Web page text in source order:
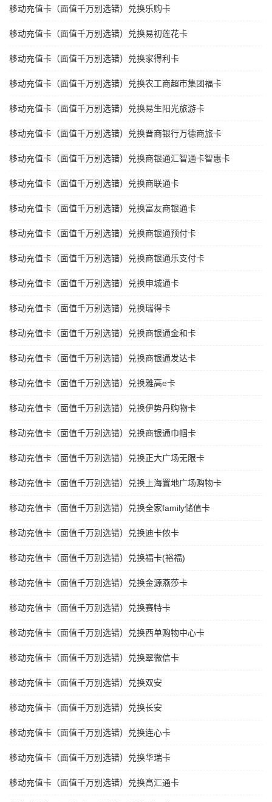
移动充值卡（面值千万别选错）兑换乐购卡
移动充值卡（面值千万别选错）兑换易初莲花卡
移动充值卡（面值千万别选错）兑换家得利卡
移动充值卡（面值千万别选错）兑换农工商超市集团福卡
移动充值卡（面值千万别选错）兑换易生阳光旅游卡
移动充值卡（面值千万别选错）兑换晋商银行万德商旅卡
移动充值卡（面值千万别选错）兑换商银通汇智通卡智惠卡
移动充值卡（面值千万别选错）兑换商联通卡
移动充值卡（面值千万别选错）兑换富友商银通卡
移动充值卡（面值千万别选错）兑换商银通预付卡
移动充值卡（面值千万别选错）兑换商银通乐支付卡
移动充值卡（面值千万别选错）兑换申城通卡
移动充值卡（面值千万别选错）兑换瑞得卡
移动充值卡（面值千万别选错）兑换商银通金和卡
移动充值卡（面值千万别选错）兑换商银通发达卡
移动充值卡（面值千万别选错）兑换雅高e卡
移动充值卡（面值千万别选错）兑换伊势丹购物卡
移动充值卡（面值千万别选错）兑换商银通巾帼卡
移动充值卡（面值千万别选错）兑换正大广场无限卡
移动充值卡（面值千万别选错）兑换上海置地广场购物卡
移动充值卡（面值千万别选错）兑换全家family储值卡
移动充值卡（面值千万别选错）兑换迪卡侬卡
移动充值卡（面值千万别选错）兑换福卡(裕福)
移动充值卡（面值千万别选错）兑换金源燕莎卡
移动充值卡（面值千万别选错）兑换赛特卡
移动充值卡（面值千万别选错）兑换西单购物中心卡
移动充值卡（面值千万别选错）兑换翠微信卡
移动充值卡（面值千万别选错）兑换双安
移动充值卡（面值千万别选错）兑换长安
移动充值卡（面值千万别选错）兑换连心卡
移动充值卡（面值千万别选错）兑换华瑞卡
移动充值卡（面值千万别选错）兑换高汇通卡